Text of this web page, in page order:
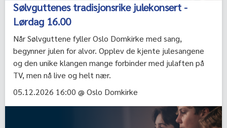
Sølvguttenes tradisjonsrike julekonsert -
Lørdag 16.00
Når Sølvguttene fyller Oslo Domkirke med sang,
begynner julen for alvor. Opplev de kjente julesangene
og den unike klangen mange forbinder med julaften på
TV, men nå live og helt nær.
05.12.2026 16:00 @ Oslo Domkirke